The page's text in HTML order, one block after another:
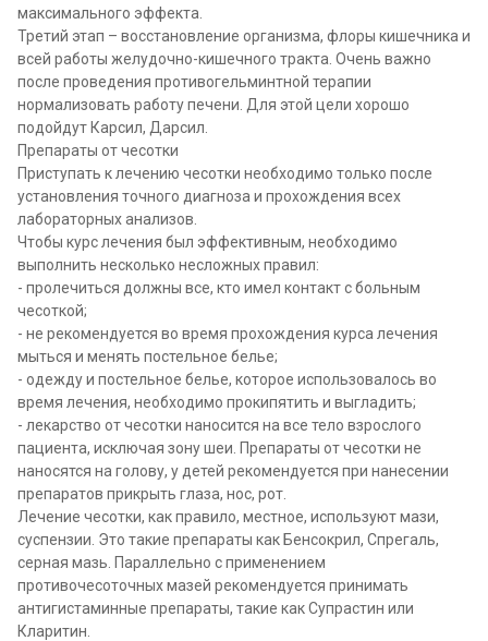
максимального эффекта.
Третий этап – восстановление организма, флоры кишечника и
всей работы желудочно-кишечного тракта. Очень важно
после проведения противогельминтной терапии
нормализовать работу печени. Для этой цели хорошо
подойдут Карсил, Дарсил.
Препараты от чесотки
Приступать к лечению чесотки необходимо только после
установления точного диагноза и прохождения всех
лабораторных анализов.
Чтобы курс лечения был эффективным, необходимо
выполнить несколько несложных правил:
- пролечиться должны все, кто имел контакт с больным
чесоткой;
- не рекомендуется во время прохождения курса лечения
мыться и менять постельное белье;
- одежду и постельное белье, которое использовалось во
время лечения, необходимо прокипятить и выгладить;
- лекарство от чесотки наносится на все тело взрослого
пациента, исключая зону шеи. Препараты от чесотки не
наносятся на голову, у детей рекомендуется при нанесении
препаратов прикрыть глаза, нос, рот.
Лечение чесотки, как правило, местное, используют мази,
суспензии. Это такие препараты как Бенсокрил, Спрегаль,
серная мазь. Параллельно с применением
противочесоточных мазей рекомендуется принимать
антигистаминные препараты, такие как Супрастин или
Кларитин.